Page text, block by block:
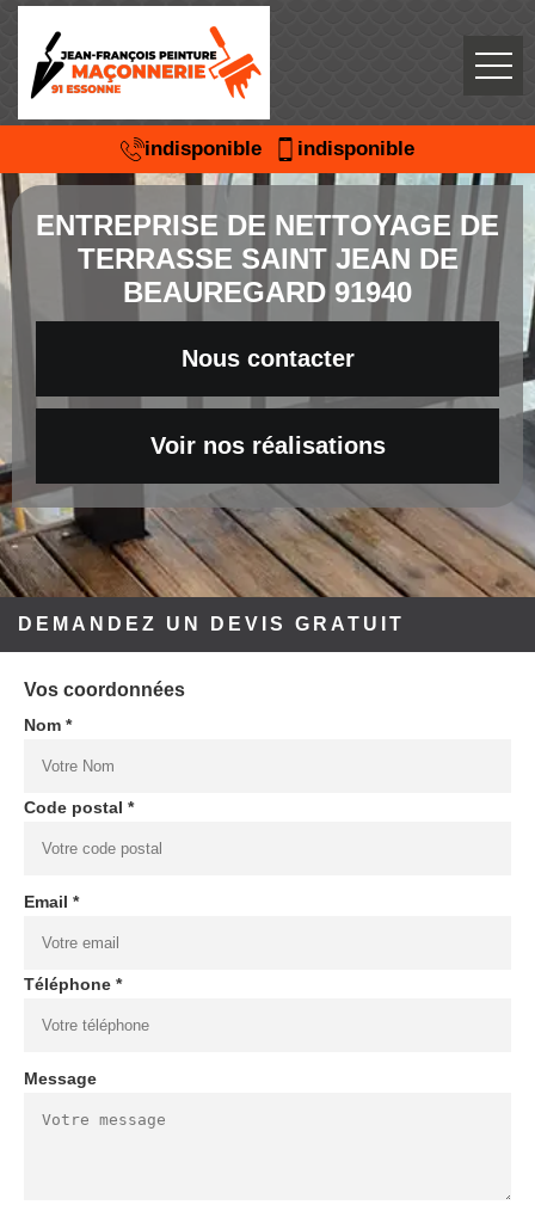
indisponible indisponible
ENTREPRISE DE NETTOYAGE DE
TERRASSE SAINT JEAN DE
BEAUREGARD 91940
Nous contacter
Voir nos réalisations
DEMANDEZ UN DEVIS GRATUIT
Vos coordonnées
Nom *
Code postal *
Email *
Téléphone *
Message